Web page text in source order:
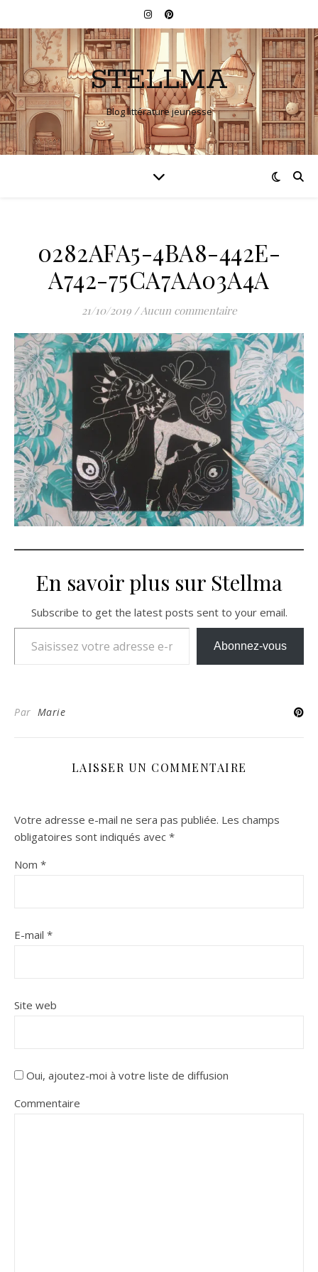
STELLMA
Blog littérature jeunesse
0282AFA5-4BA8-442E-
A742-75CA7AA03A4A
21/10/2019 /Aucun commentaire
En savoir plus sur Stellma
Subscribe to get the latest posts sent to your email.
Saisissez votre adresse e-mail…
Abonnez-vous
Par Marie
LAISSER UN COMMENTAIRE
Votre adresse e-mail ne sera pas publiée. Les champs
obligatoires sont indiqués avec *
Nom *
E-mail *
Site web
Oui, ajoutez-moi à votre liste de diffusion
Commentaire